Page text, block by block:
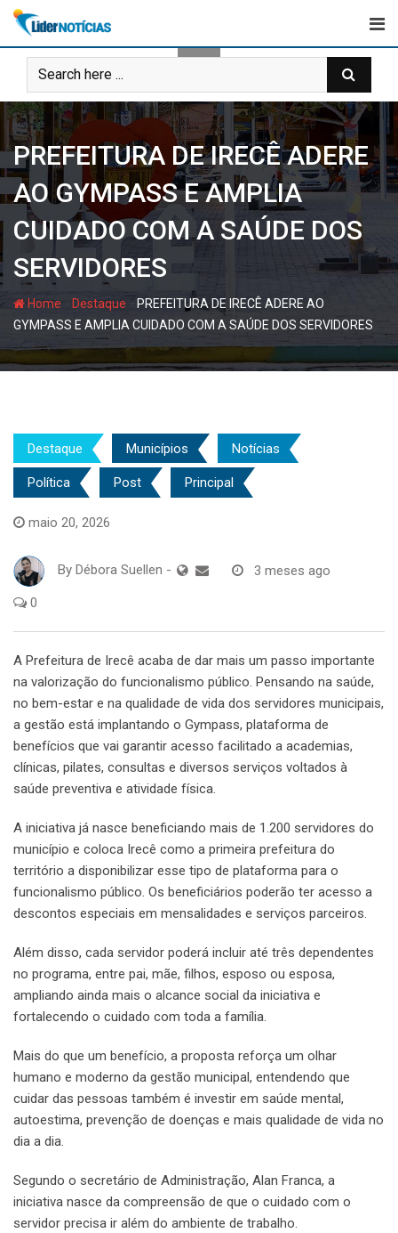
Skip
content
PREFEITURA DE IRECÊ ADERE
AO GYMPASS E AMPLIA
CUIDADO COM A SAÚDE DOS
SERVIDORES
Home Destaque - PREFEITURA DE IRECÊ ADERE AO
GYMPASS E AMPLIA CUIDADO COM A SAÚDE DOS SERVIDORES
Destaque Municípios Notícias
Política Post Principal
maio 20, 2026
By Débora Suellen - 3 meses ago
0
A Prefeitura de Irecê acaba de dar mais um passo importante
na valorização do funcionalismo público. Pensando na saúde,
no bem-estar e na qualidade de vida dos servidores municipais,
a gestão está implantando o Gympass, plataforma de
benefícios que vai garantir acesso facilitado a academias,
clínicas, pilates, consultas e diversos serviços voltados à
saúde preventiva e atividade física.
A iniciativa já nasce beneficiando mais de 1.200 servidores do
município e coloca Irecê como a primeira prefeitura do
território a disponibilizar esse tipo de plataforma para o
funcionalismo público. Os beneficiários poderão ter acesso a
descontos especiais em mensalidades e serviços parceiros.
Além disso, cada servidor poderá incluir até três dependentes
no programa, entre pai, mãe, filhos, esposo ou esposa,
ampliando ainda mais o alcance social da iniciativa e
fortalecendo o cuidado com toda a família.
Mais do que um benefício, a proposta reforça um olhar
humano e moderno da gestão municipal, entendendo que
cuidar das pessoas também é investir em saúde mental,
autoestima, prevenção de doenças e mais qualidade de vida no
dia a dia.
Segundo o secretário de Administração, Alan Franca, a
iniciativa nasce da compreensão de que o cuidado com o
servidor precisa ir além do ambiente de trabalho.